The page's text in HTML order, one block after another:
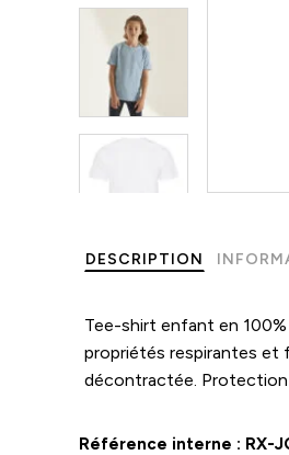
DESCRIPTION
Tee-shirt enfant en
propriétés respirantes et
décontractée. Protection
Référence interne : RX-